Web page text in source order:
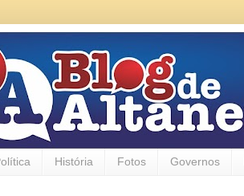
História Fotos Governos